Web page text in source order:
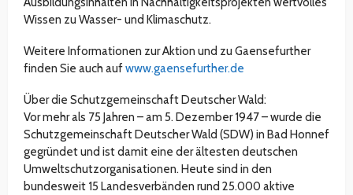
Wissen zu Wasser- und Klimaschutz.
Weitere Informationen zur Aktion und zu Gaensefurther
finden Sie auch aufwww.gaensefurther.de
Über die Schutzgemeinschaft Deutscher Wald:
Vor mehr als 75 Jahren – am 5. Dezember 1947 – wurde die
Schutzgemeinschaft Deutscher Wald (SDW) in Bad Honnef
gegründet und ist damit eine der ältesten deutschen
Umweltschutzorganisationen. Heute sind in den
bundesweit 15 Landesverbänden rund 25.000 aktive